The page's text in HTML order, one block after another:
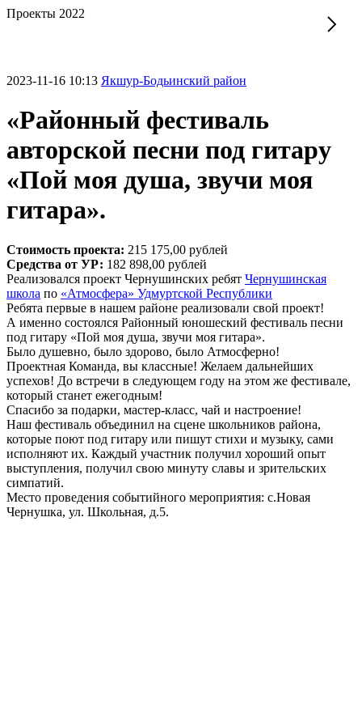
Проекты 2022
2023-11-16 10:13 Якшур-Бодьинский район
«Районный фестиваль
авторской песни под гитару
«Пой моя душа, звучи моя
гитара».
Стоимость проекта: 215 175,00 рублей
Средства от УР: 182 898,00 рублей
Реализовался проект Чернушинских ребят Чернушинская
школа по «Атмосфера» Удмуртской Республики
Ребята первые в нашем районе реализовали свой проект!
А именно состоялся Районный юношеский фестиваль песни
под гитару «Пой моя душа, звучи моя гитара».
Было душевно, было здорово, было Атмосферно!
Проектная Команда, вы классные! Желаем дальнейших
успехов! До встречи в следующем году на этом же фестивале,
который станет ежегодным!
Спасибо за подарки, мастер-класс, чай и настроение!
Наш фестиваль объединил на сцене школьников района,
которые поют под гитару или пишут стихи и музыку, сами
исполняют их. Каждый участник получил хороший опыт
выступления, получил свою минуту славы и зрительских
симпатий.
Место проведения событийного мероприятия: с.Новая
Чернушка, ул. Школьная, д.5.